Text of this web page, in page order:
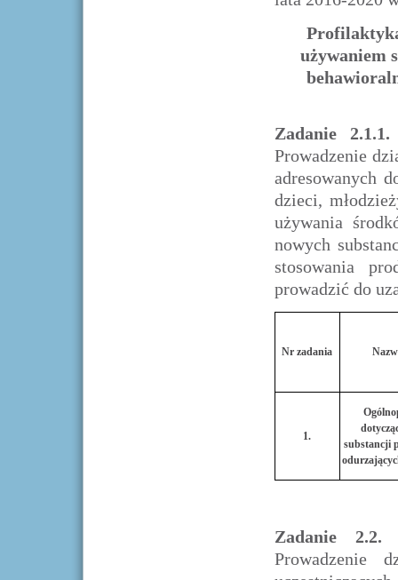
używaniem
Zadanie
Prowadzenie
adresowanych
dzieci,
używania
nowych
stosowania
prowadzić do
Nr zadania
1.
substancji
Zadanie
Prowadzenie